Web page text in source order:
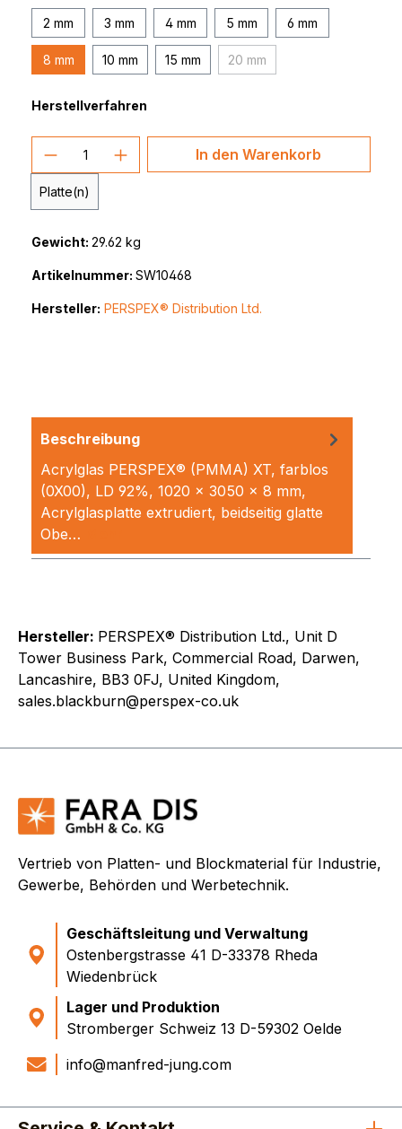
2 mm 3 mm 4 mm 5 mm 6 mm
8 mm 10 mm 15 mm 20 mm(Diese Option ist zurzeit
Herstellverfahren
Produkt Anzahl: Gib den
Platte(n)
In den Warenkorb
Gewicht: 29.62 kg
Artikelnummer: SW10468
Hersteller: PERSPEX® Distribution Ltd.
Beschreibung
Acrylglas PERSPEX® (PMMA) XT, farblos
(0X00), LD 92%, 1020 x 3050 x 8 mm,
Acrylglasplatte extrudiert, beidseitig glatte
Obe…
Hersteller: PERSPEX® Distribution Ltd., Unit D
Tower Business Park, Commercial Road, Darwen,
Lancashire, BB3 0FJ, United Kingdom,
sales.blackburn@perspex-co.uk
Vertrieb von Platten- und Blockmaterial für Industrie,
Gewerbe, Behörden und Werbetechnik.
Geschäftsleitung und Verwaltung
Ostenbergstrasse 41 D-33378 Rheda
Wiedenbrück
Lager und Produktion
Stromberger Schweiz 13 D-59302 Oelde
info@manfred-jung.com